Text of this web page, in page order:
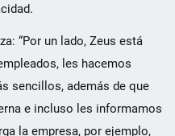
“Por un lado, Zeus está
les hacemos
sencillos, además de que
e incluso les informamos
la empresa, por ejemplo,